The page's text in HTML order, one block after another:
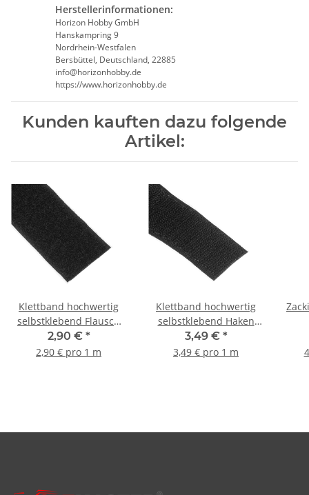
Herstellerinformationen:
Horizon Hobby GmbH
Hanskampring 9
Nordrhein-Westfalen
Bersbüttel, Deutschland, 22885
info@horizonhobby.de
https://www.horizonhobby.de
Kunden kauften dazu folgende
Artikel:
Klettband hochwertig
selbstklebend Flausch
20mm - 1m
2,90 € *
2,90 € pro 1 m
Klettband hochwertig
selbstklebend Haken
30mm - 1m
3,49 € *
3,49 € pro 1 m